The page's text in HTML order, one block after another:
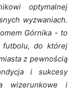
optymalnej
wyzwaniach.
Górnika - to
futbolu, do której
z pewnością
i sukcesy
wizerunkowe i